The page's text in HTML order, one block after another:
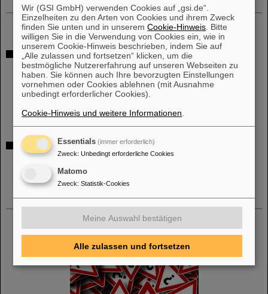
Themenkomplexe der SSI Projekte
SIS100 Sondereinbauten
SIS18 Sondereinbauten
Umladungsverluste und dynamisches Vakuum
Weitere Projekte
- Diese Seite befindet sich im Aufbau -
Wir (GSI GmbH) verwenden Cookies auf „gsi.de“.
Einzelheiten zu den Arten von Cookies und ihrem Zweck
finden Sie unten und in unseremCookie-Hinweis . Bitte
willigen Sie in die Verwendung von Cookies ein, wie in
unserem Cookie-Hinweis beschrieben, indem Sie auf
„Alle zulassen und fortsetzen“ klicken, um die
bestmögliche Nutzererfahrung auf unseren Webseiten zu
haben. Sie können auch Ihre bevorzugten Einstellungen
vornehmen oder Cookies ablehnen (mit Ausnahme
unbedingt erforderlicher Cookies).
Cookie-Hinweis und weitere Informationen
Essentials (immer erforderlich)
Zweck: Unbedingt erforderliche Cookies
Matomo
Zweck: Statistik-Cookies
Meine Auswahl bestätigen
Alle zulassen und fortsetzen